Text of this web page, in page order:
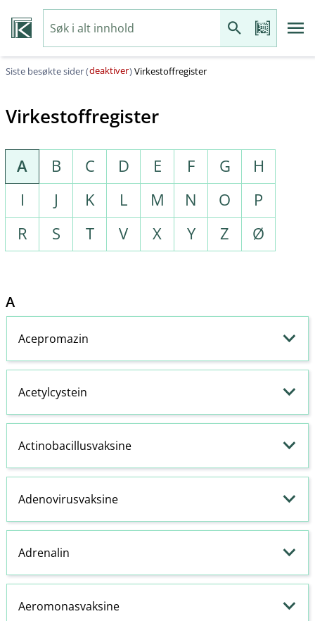
Siste besøkte sider (deaktiver)Virkestoffregister
Virkestoffregister
A B C D E F G
H
I
J K L M N O
P
R
S T V X Y Z Ø
A
Acepromazin
Acetylcystein
Actinobacillusvaksine
Adenovirusvaksine
Adrenalin
Aeromonasvaksine